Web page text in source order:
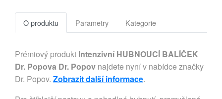
O produktu Parametry Kategorie
Prémiový produkt Intenzivní HUBNOUCÍ BALÍČEK
Dr. Popova Dr. Popov najdete nyní v nabídce značky
Dr. Popov. Zobrazit další informace.